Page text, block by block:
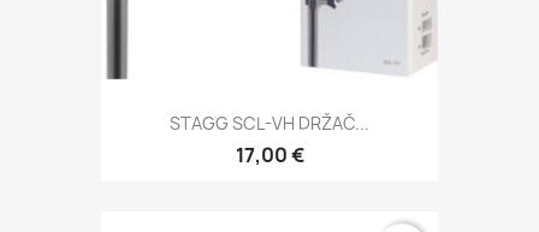
STAGG SCL-VH DRŽAČ...
17,00 €